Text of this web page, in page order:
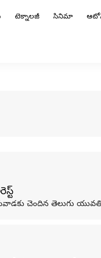
టెక్నాలజీ సినిమా
చెందిన తెలుగు యువతి